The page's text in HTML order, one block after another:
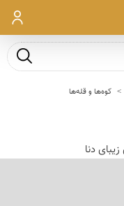
ورود
جست و
کوه‌ها و قله‌ها
دنا